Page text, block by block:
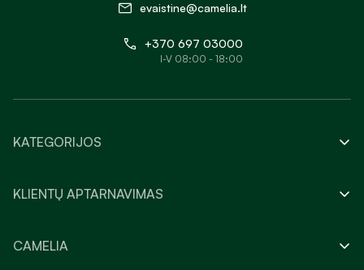
evaistine@camelia.lt
+370 697 03000
I-V 08:00 - 18:00
KATEGORIJOS
KLIENTŲ APTARNAVIMAS
CAMELIA